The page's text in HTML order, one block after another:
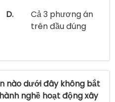
D.
Cả 3 phương án
trên đầu đúng
nào dưới đây không bắt
nghề hoạt động xây